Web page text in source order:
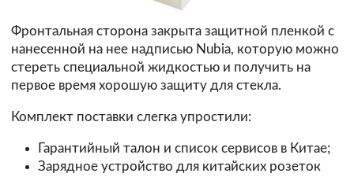
Фронтальная сторона закрыта защитной пленкой с
нанесенной на нее надписью Nubia, которую можно
стереть специальной жидкостью и получить на
первое время хорошую защиту для стекла.
Комплект поставки слегка упростили:
Гарантийный талон и список сервисов в Китае;
Зарядное устройство для китайских розеток